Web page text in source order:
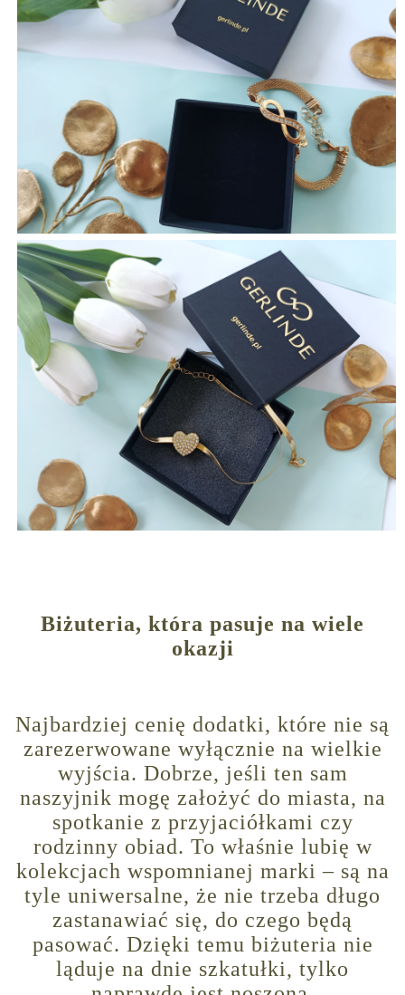
Biżuteria, która pasuje na wiele
okazji
Najbardziej cenię dodatki, które nie są
zarezerwowane wyłącznie na wielkie
wyjścia. Dobrze, jeśli ten sam
naszyjnik mogę założyć do miasta, na
spotkanie z przyjaciółkami czy
rodzinny obiad. To właśnie lubię w
kolekcjach wspomnianej marki – są na
tyle uniwersalne, że nie trzeba długo
zastanawiać się, do czego będą
pasować. Dzięki temu biżuteria nie
ląduje na dnie szkatułki, tylko